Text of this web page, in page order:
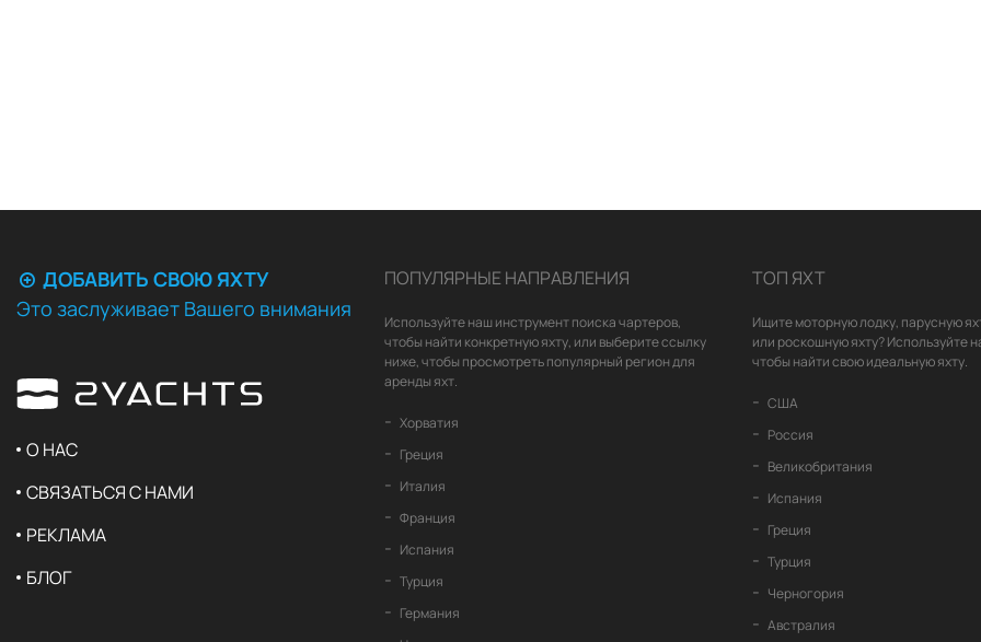
ДОБАВИТЬ СВОЮ ЯХТУ
Это заслуживает Вашего внимания
О НАС
СВЯЗАТЬСЯ С НАМИ
РЕКЛАМА
БЛОГ
ПОПУЛЯРНЫЕ НАПРАВЛЕНИЯ
Используйте наш инструмент поиска чартеров,
чтобы найти конкретную яхту, или выберите ссылку
ниже, чтобы просмотреть популярный регион для
аренды яхт.
Хорватия
Греция
Италия
Франция
Испания
Турция
Германия
ТОП ЯХТ
Ищите моторную лодку, парусную
или роскошную яхту? Используйте
чтобы найти свою идеальную яхту.
США
Россия
Великобритания
Испания
Греция
Турция
Черногория
Австралия